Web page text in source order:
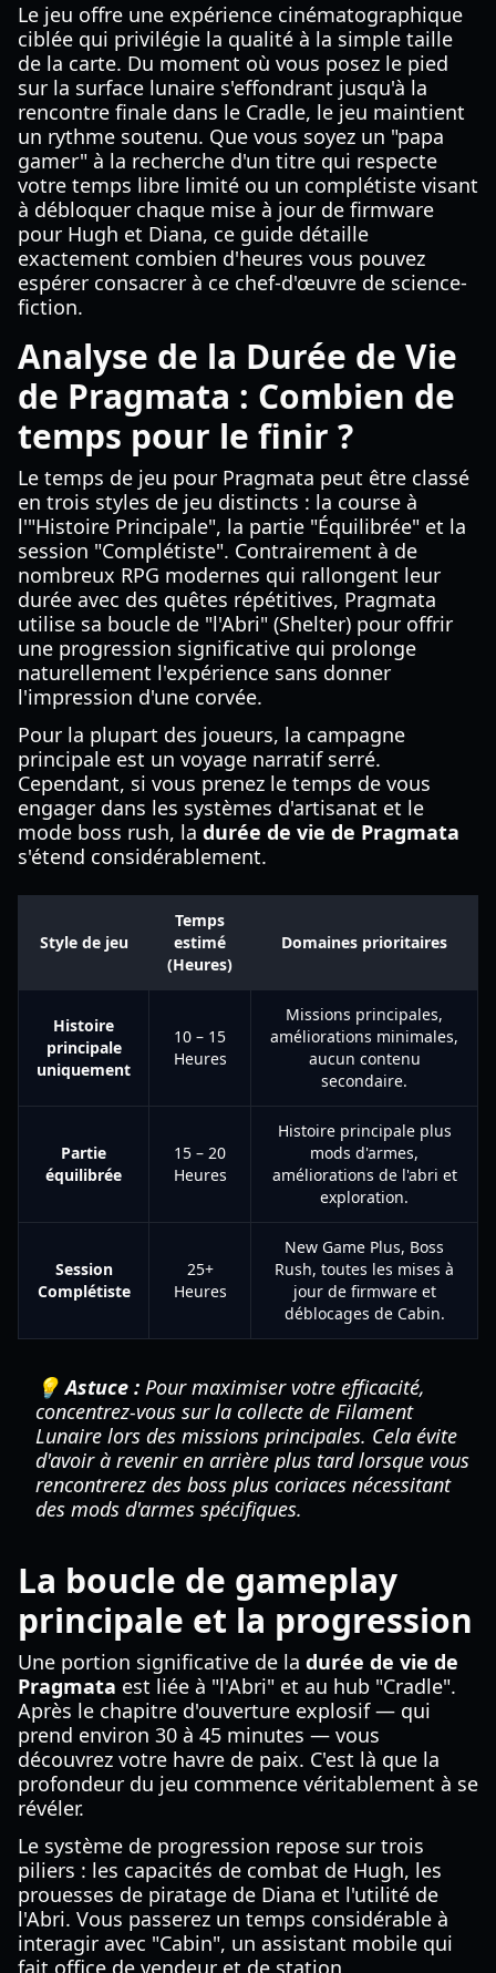
Le jeu offre une expérience cinématographique
ciblée qui privilégie la qualité à la simple taille
de la carte. Du moment où vous posez le pied
sur la surface lunaire s'effondrant jusqu'à la
rencontre finale dans le Cradle, le jeu maintient
un rythme soutenu. Que vous soyez un "papa
gamer" à la recherche d'un titre qui respecte
votre temps libre limité ou un complétiste visant
à débloquer chaque mise à jour de firmware
pour Hugh et Diana, ce guide détaille
exactement combien d'heures vous pouvez
espérer consacrer à ce chef-d'œuvre de science-
fiction.
Analyse de la Durée de Vie
de Pragmata : Combien de
temps pour le finir ?
Le temps de jeu pour Pragmata peut être classé
en trois styles de jeu distincts : la course à
l'"Histoire Principale", la partie "Équilibrée" et la
session "Complétiste". Contrairement à de
nombreux RPG modernes qui rallongent leur
durée avec des quêtes répétitives, Pragmata
utilise sa boucle de "l'Abri" (Shelter) pour offrir
une progression significative qui prolonge
naturellement l'expérience sans donner
l'impression d'une corvée.
Pour la plupart des joueurs, la campagne
principale est un voyage narratif serré.
Cependant, si vous prenez le temps de vous
engager dans les systèmes d'artisanat et le
mode boss rush, la durée de vie de Pragmata
s'étend considérablement.
Style de jeu
Temps
estimé
(Heures)
Domaines prioritaires
Histoire
principale
uniquement
10 – 15
Heures
Missions principales,
améliorations minimales,
aucun contenu
secondaire.
Partie
équilibrée
15 – 20
Heures
Histoire principale plus
mods d'armes,
améliorations de l'abri et
exploration.
Session
Complétiste
25+
Heures
New Game Plus, Boss
Rush, toutes les mises à
jour de firmware et
déblocages de Cabin.
💡 Astuce : Pour maximiser votre efficacité,
concentrez-vous sur la collecte de Filament
Lunaire lors des missions principales. Cela évite
d'avoir à revenir en arrière plus tard lorsque vous
rencontrerez des boss plus coriaces nécessitant
des mods d'armes spécifiques.
La boucle de gameplay
principale et la progression
Une portion significative de la durée de vie de
Pragmata est liée à "l'Abri" et au hub "Cradle".
Après le chapitre d'ouverture explosif — qui
prend environ 30 à 45 minutes — vous
découvrez votre havre de paix. C'est là que la
profondeur du jeu commence véritablement à se
révéler.
Le système de progression repose sur trois
piliers : les capacités de combat de Hugh, les
prouesses de piratage de Diana et l'utilité de
l'Abri. Vous passerez un temps considérable à
interagir avec "Cabin", un assistant mobile qui
fait office de vendeur et de station